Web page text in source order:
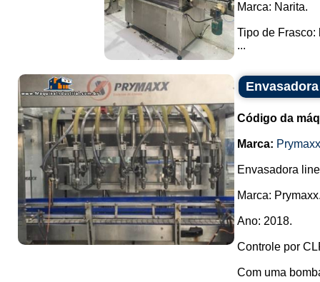
Marca: Narita.
Tipo de Frasco:
...
Código da
Marca: Prymaxx
Envasadora
Marca:
Ano: 2018.
Controle por
Com uma